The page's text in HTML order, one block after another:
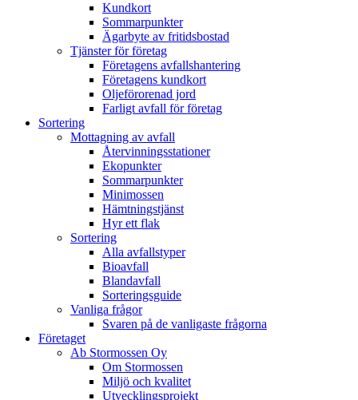
Kundkort
Sommarpunkter
Ägarbyte av fritidsbostad
Tjänster för företag
Företagens avfallshantering
Företagens kundkort
Oljeförorenad jord
Farligt avfall för företag
Sortering
Mottagning av avfall
Återvinningsstationer
Ekopunkter
Sommarpunkter
Minimossen
Hämtningstjänst
Hyr ett flak
Sortering
Alla avfallstyper
Bioavfall
Blandavfall
Sorteringsguide
Vanliga frågor
Svaren på de vanligaste frågorna
Företaget
Ab Stormossen Oy
Om Stormossen
Miljö och kvalitet
Utvecklingsprojekt